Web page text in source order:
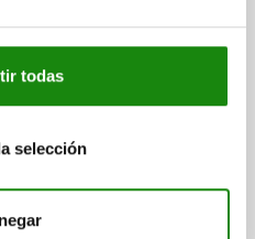
todas
selección
en las conexiones